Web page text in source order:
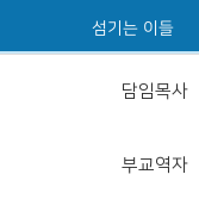
섬기는 이들
담임목사
부교역자